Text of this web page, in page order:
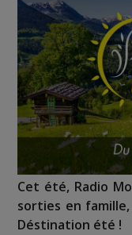
Cet été, Radio
sorties en
Déstination été !